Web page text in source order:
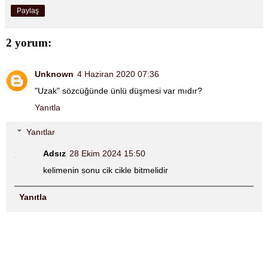
Paylaş
2 yorum:
Unknown 4 Haziran 2020 07:36
"Uzak" sözcüğünde ünlü düşmesi var mıdır?
Yanıtla
Yanıtlar
Adsız 28 Ekim 2024 15:50
kelimenin sonu cik cikle bitmelidir
Yanıtla